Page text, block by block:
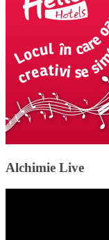
Alchimie Live